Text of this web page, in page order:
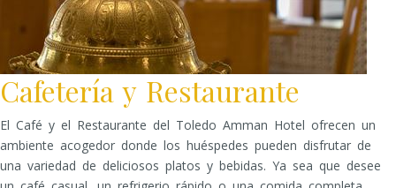
Cafetería y Restaurante
El Café y el Restaurante del Toledo Amman Hotel ofrecen un
ambiente acogedor donde los huéspedes pueden disfrutar de
una variedad de deliciosos platos y bebidas. Ya sea que desee